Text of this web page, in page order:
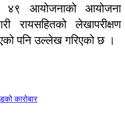
४९ आयोजनाको आयोजना
रायसहितको लेखापरीक्षण
पनि उल्लेख गरिएको छ ।
कारोबार